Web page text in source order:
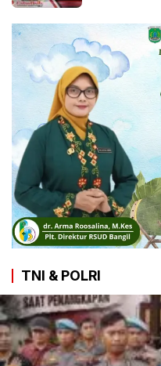
TNI & POLRI